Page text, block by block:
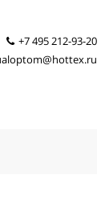
+7 495 212-93-20